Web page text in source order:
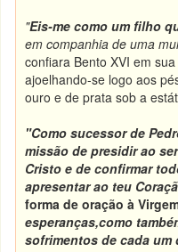
"Eis-me como um filho
em companhia de uma
confiara Bento XVI em
ajoelhando-se logo aos
ouro e de prata sob a
"Como sucessor de
missão de presidir ao
Cristo e de confirmar
apresentar ao teu
forma de oração à
esperanças,como
sofrimentos de cada